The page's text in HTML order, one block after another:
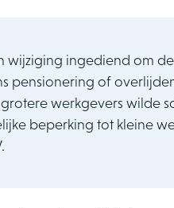
wijziging ingediend om
of
werkgevers wilde
beperking tot kleine